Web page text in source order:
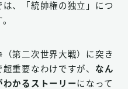
、「統帥権の独立」につ
（第二次世界大戦）に突き
重要なわけですが、 なん
かるストーリーになって